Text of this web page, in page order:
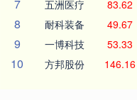
7 五洲医疗 83.62
8 耐科装备 49.67
9 一博科技 53.33
10 方邦股份 146.16